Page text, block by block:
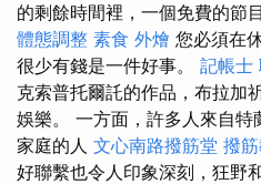
的剩餘時間裡，一個免費的節
體態調整 素食 外燴 您必須在
很少有錢是一件好事。 記帳士
克索普托爾託的作品，布拉加
娛樂。 一方面，許多人來自
家庭的人 文心南路撥筋堂 撥
好聯繫也令人印象深刻，狂野